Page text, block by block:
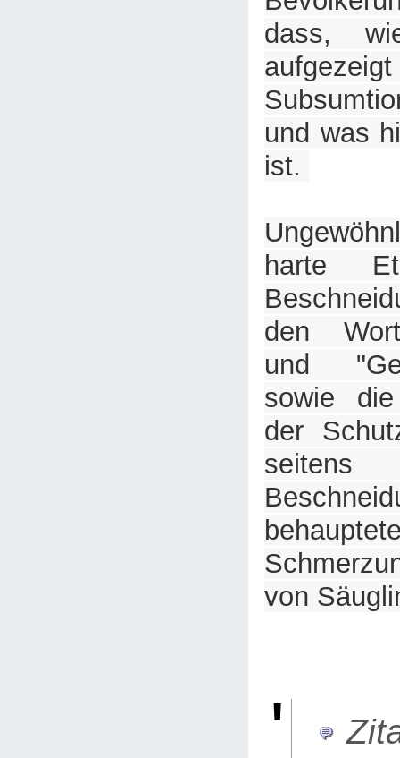
dass,
und was
ist.
harte
den
und
sowie die
der
von